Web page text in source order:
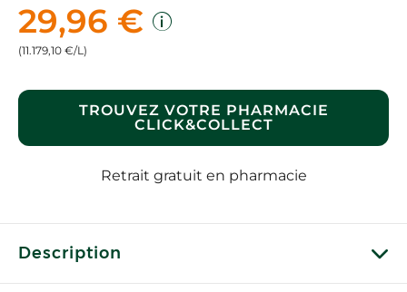
29,96 €
(11.179,10 €/L)
TROUVEZ VOTRE PHARMACIE
CLICK&COLLECT
Retrait gratuit en pharmacie
Description